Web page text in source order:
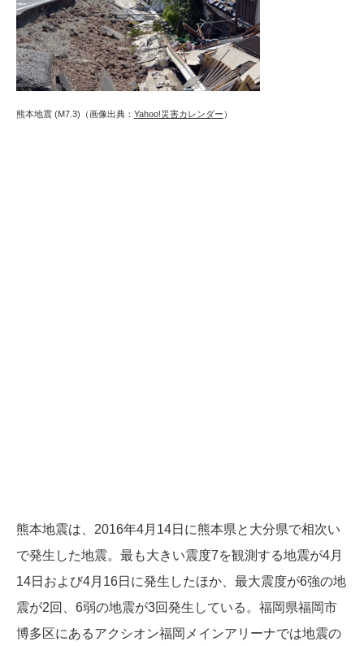
熊本地震 (M7.3)（画像出典： Yahoo!災害カレンダー ）
熊本地震は、2016年4月14日に熊本県と大分県で相次い
で発生した地震。最も大きい震度7を観測する地震が4月
14日および4月16日に発生したほか、最大震度が6強の地
震が2回、6弱の地震が3回発生している。福岡県福岡市
博多区にあるアクシオン福岡メインアリーナでは地震の